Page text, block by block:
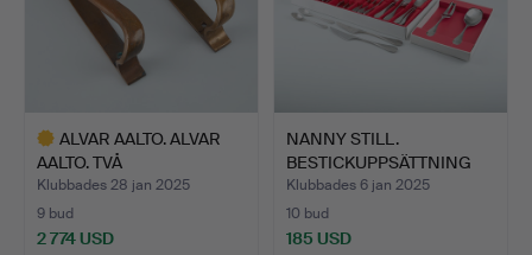
ALVAR AALTO. ALVAR
AALTO. TVÅ
DÖRRHANDTAG,…
Klubbades 28 jan 2025
9 bud
2 774 USD
NANNY STILL.
BESTICKUPPSÄTTNING
"Mango", 2…
Klubbades 6 jan 2025
10 bud
185 USD